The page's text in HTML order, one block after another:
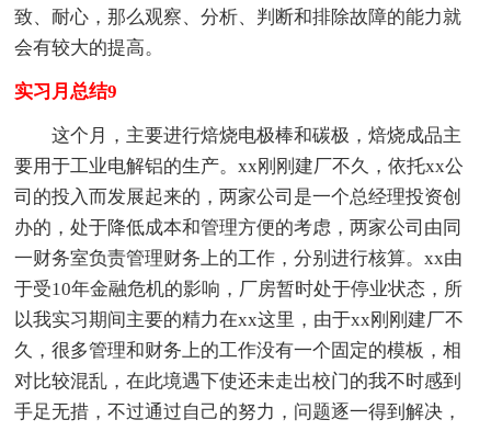
致、耐心，那么观察、分析、判断和排除故障的能力就
会有较大的提高。
实习月总结9
这个月，主要进行焙烧电极棒和碳极，焙烧成品主
要用于工业电解铝的生产。xx刚刚建厂不久，依托xx公
司的投入而发展起来的，两家公司是一个总经理投资创
办的，处于降低成本和管理方便的考虑，两家公司由同
一财务室负责管理财务上的工作，分别进行核算。xx由
于受10年金融危机的影响，厂房暂时处于停业状态，所
以我实习期间主要的精力在xx这里，由于xx刚刚建厂不
久，很多管理和财务上的工作没有一个固定的模板，相
对比较混乱，在此境遇下使还未走出校门的我不时感到
手足无措，不过通过自己的努力，问题逐一得到解决，